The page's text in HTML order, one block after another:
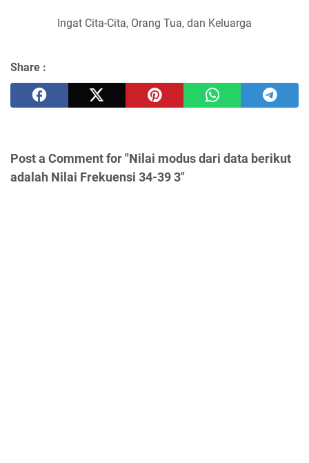
Ingat Cita-Cita, Orang Tua, dan Keluarga
Share :
Post a Comment for "Nilai modus dari data berikut
adalah Nilai Frekuensi 34-39 3"